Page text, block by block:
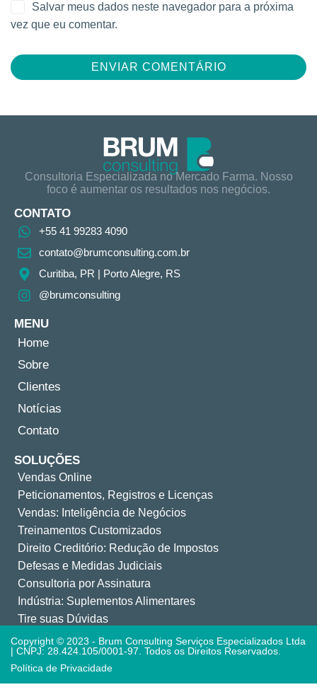
Salvar meus dados neste navegador para a próxima
vez que eu comentar.
Consultoria Especializada no Mercado Farma. Nosso
foco é aumentar os resultados nos negócios.
CONTATO
+55 41 99283 4090
contato@brumconsulting.com.br​
Curitiba, PR​ | Porto Alegre, RS
@brumconsulting
MENU
Home
Sobre
Clientes
Notícias
Contato
SOLUÇÕES
Vendas Online
Peticionamentos, Registros e Licenças
Vendas: Inteligência de Negócios
Treinamentos Customizados
Direito Creditório: Redução de Impostos
Defesas e Medidas Judiciais
Consultoria por Assinatura
Indústria: Suplementos Alimentares
Tire suas Dúvidas
Copyright © 2023 - Brum Consulting Serviços Especializados Ltda
| CNPJ: 28.424.105/0001-97. Todos os Direitos Reservados.
Política de Privacidade